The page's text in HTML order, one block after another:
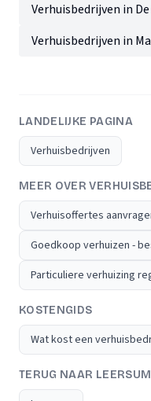
Verhuisbedrijven in
Verhuisbedrijven in
LANDELIJKE PAGINA
Verhuisbedrijven
MEER OVER
Verhuisoffertes
Goedkoop verhuizen -
Particuliere verhuizing
KOSTENGIDS
Wat kost een
TERUG NAAR LEERSUM